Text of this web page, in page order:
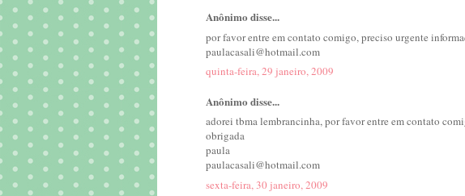
Anônimo disse...
por favor entre em contato comigo, preciso urgente
paulacasali@hotmail.com
quinta-feira, 29 janeiro, 2009
Anônimo disse...
adorei tbma lembrancinha, por favor entre em contato
obrigada
paula
paulacasali@hotmail.com
sexta-feira, 30 janeiro, 2009